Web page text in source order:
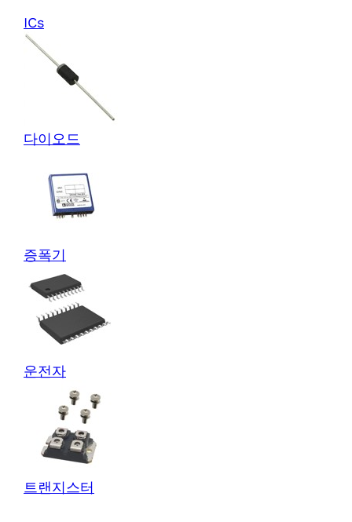
ICs
다이오드
증폭기
운전자
트랜지스터